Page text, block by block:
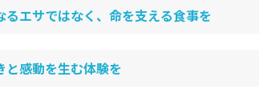
るエサではなく、命を支える食事を
と感動を生む体験を